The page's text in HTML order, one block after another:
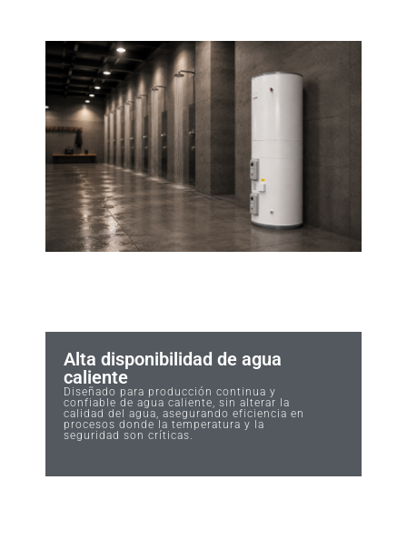
Alta disponibilidad de agua
caliente
Diseñado para producción continua y
confiable de agua caliente, sin alterar la
calidad del agua, asegurando eficiencia en
procesos donde la temperatura y la
seguridad son críticas.